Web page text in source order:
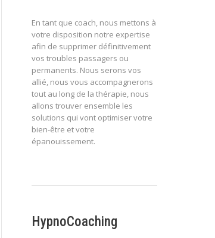
En tant que coach, nous mettons à
votre disposition notre expertise
afin de supprimer définitivement
vos troubles passagers ou
permanents. Nous serons vos
allié, nous vous accompagnerons
tout au long de la thérapie, nous
allons trouver ensemble les
solutions qui vont optimiser votre
bien-être et votre
épanouissement.
HypnoCoaching